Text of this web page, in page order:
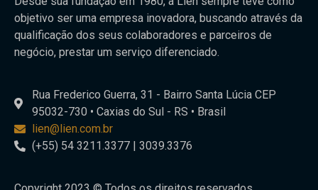
objetivo ser uma empresa inovadora, buscando através da
qualificação dos seus colaboradores e parceiros de
negócio, prestar um serviço diferenciado.
Rua Frederico Guerra, 31 - Bairro Santa Lúcia CEP
95032-730 • Caxias do Sul - RS • Brasil
lien@lien.com.br
(+55) 54 3211.3377 | 3039.3376